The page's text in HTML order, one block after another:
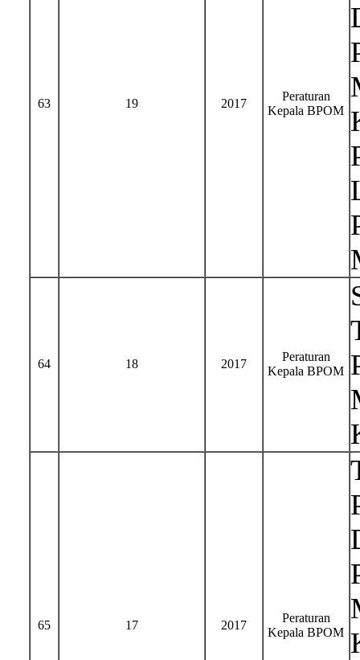
63 19 2017
Peraturan
Kepala BPOM
64 18 2017
Peraturan
Kepala BPOM
65 17 2017
Peraturan
Kepala BPOM